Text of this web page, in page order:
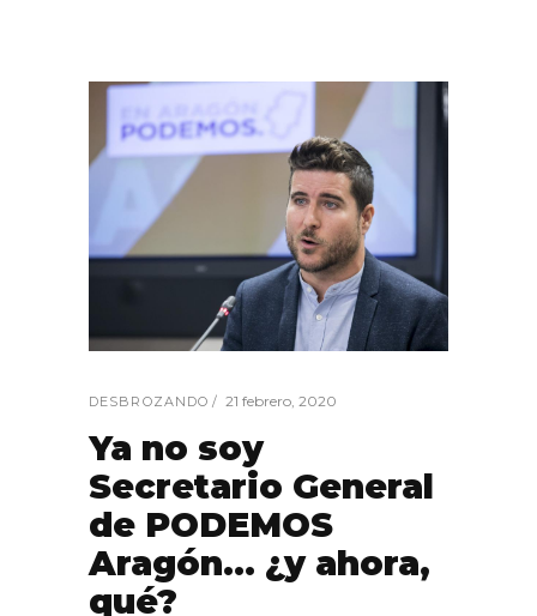
DESBROZANDO 21 febrero, 2020
Ya no soy
Secretario General
de PODEMOS
Aragón… ¿y ahora,
qué?